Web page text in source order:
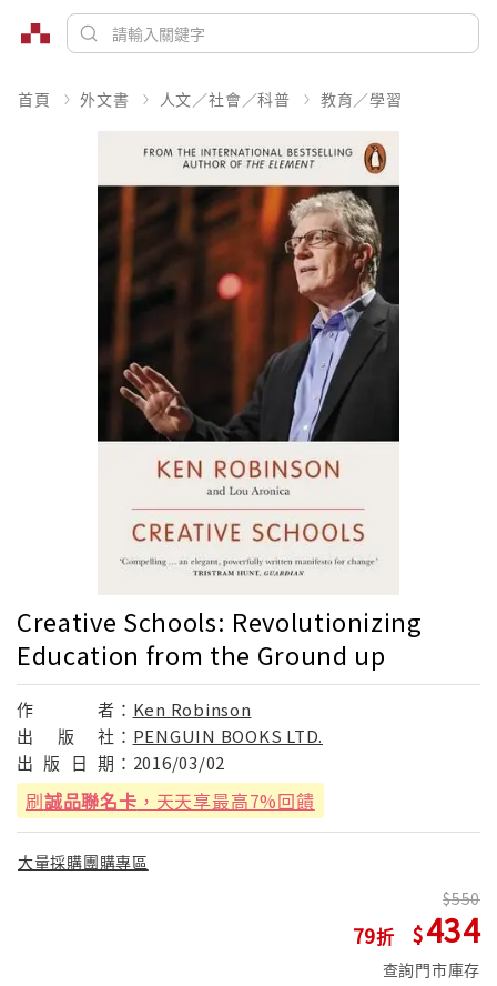
首頁 外文書 人文／社會／科普 教育／學習
Creative Schools: Revolutionizing
Education from the Ground up
作 者： Ken Robinson
出
版 社： PENGUIN BOOKS LTD.
出 版 日 期： 2016/03/02
刷誠品聯名卡 ，天天享最高7%回饋
大量採購團購專區
79
550
434
查詢門市庫存